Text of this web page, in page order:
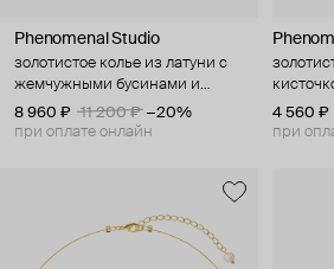
Phenomenal Studio
золотистое колье из латуни с
жемчужными бусинами и
подвесками, persimmon
8 960 ₽ 11 200 ₽ −20%
при оплате онлайн
4 560 ₽
при